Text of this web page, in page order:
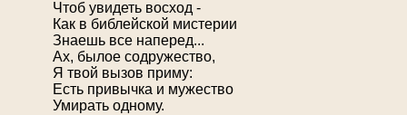
Чтоб увидеть восход -
Как в библейской мистерии
Знаешь все наперед...
Ах, былое содружество,
Я твой вызов приму:
Есть привычка и мужество
Умирать одному.